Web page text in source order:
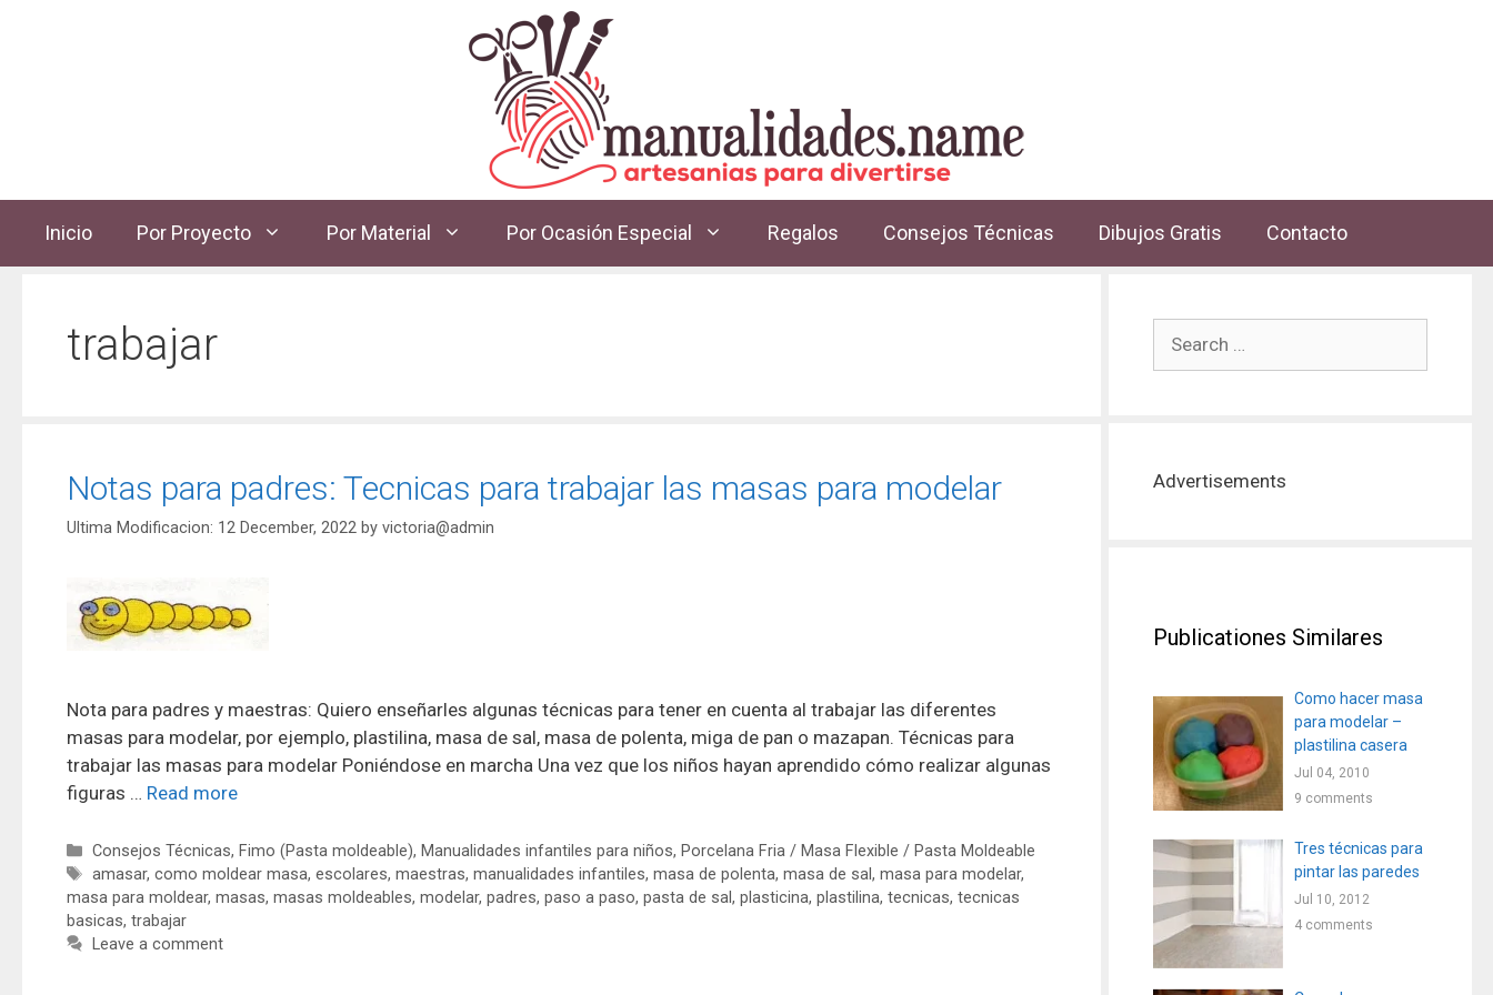
Inicio Por Proyecto Por Material Por Ocasión Especial Regalos Consejos Técnicas Dibujos Gratis Contacto
trabajar
Notas para padres: Tecnicas para trabajar las masas para modelar
12 December, 2022 by victoria@admin
Nota para padres y maestras: Quiero enseñarles algunas técnicas para tener en cuenta al trabajar las diferentes
masas para modelar, por ejemplo, plastilina, masa de sal, masa de polenta, miga de pan o mazapan. Técnicas para
trabajar las masas para modelar Poniéndose en marcha Una vez que los niños hayan aprendido cómo realizar algunas
figuras … Read more
Consejos Técnicas, Fimo (Pasta moldeable), Manualidades infantiles para niños, Porcelana Fria / Masa Flexible / Pasta Moldeable
amasar, como moldear masa, escolares, maestras, manualidades infantiles, masa de polenta, masa de sal, masa para modelar,
masa para moldear, masas, masas moldeables, modelar, padres, paso a paso, pasta de sal, plasticina, plastilina, tecnicas, tecnicas
basicas, trabajar
Leave a comment
Advertisements
Publicationes Similares
Como hacer masa
para modelar –
plastilina casera
Jul 04, 2010
9 comments
Tres técnicas para
pintar las paredes
Jul 10, 2012
4 comments